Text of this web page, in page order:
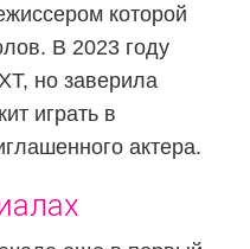
которой
В 2023 году
но заверила
играть в
актера.